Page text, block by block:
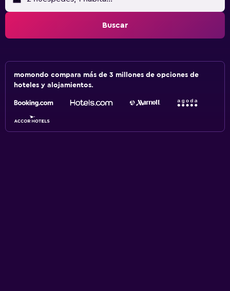
Buscar
momondo compara más de 3 millones de opciones de
hoteles y alojamientos.